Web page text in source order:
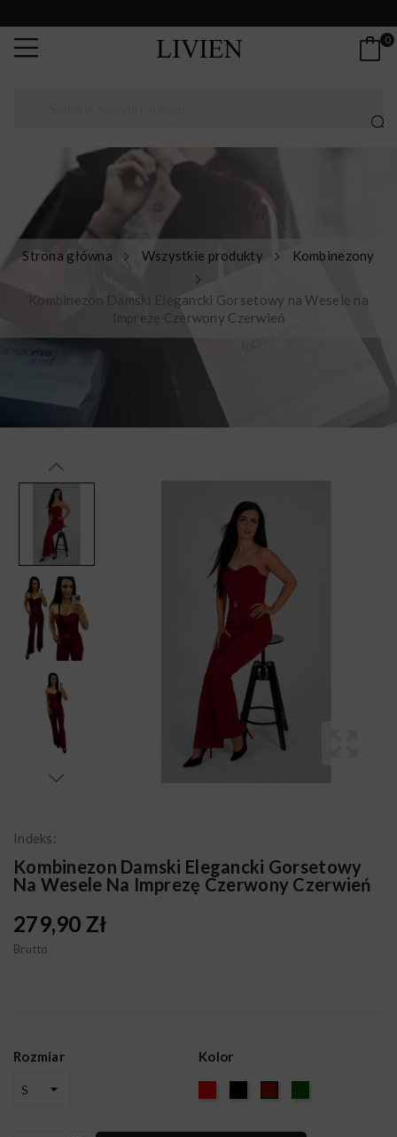
0
Strona główna Wszystkie produkty Kombinezony
Kombinezon Damski Elegancki Gorsetowy na Wesele na
Imprezę Czerwony Czerwień
Indeks:
Kombinezon Damski Elegancki Gorsetowy
Na Wesele Na Imprezę Czerwony Czerwień
279,90 Zł
Brutto
Rozmiar Kolor